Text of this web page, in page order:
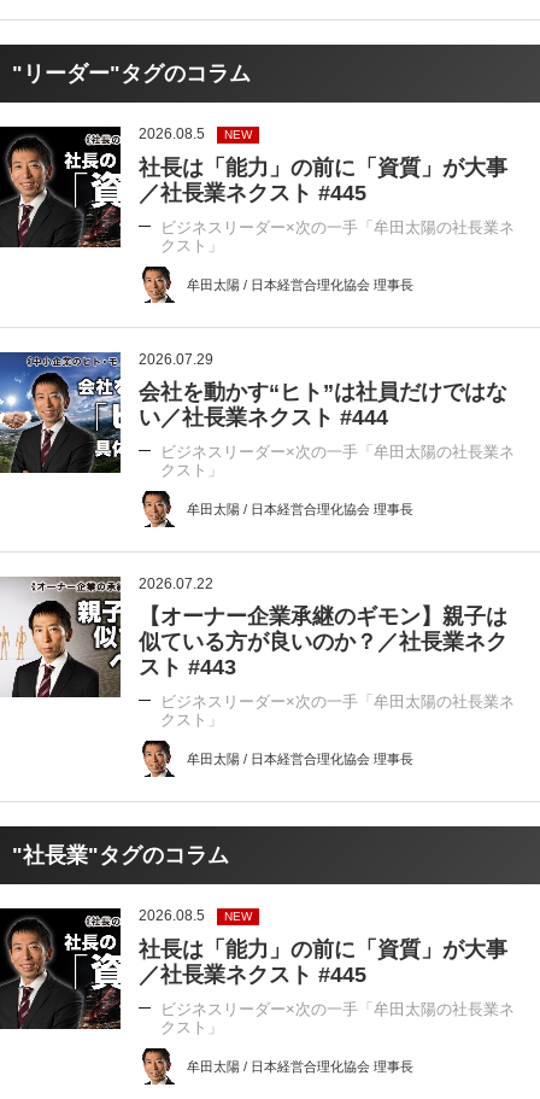
"リーダー"タグのコラム
2026.08.5 NEW
社長は「能力」の前に「資質」が大事
／社長業ネクスト #445
ビジネスリーダー×次の一手「牟田太陽の社長業ネ
クスト」
牟田太陽 / 日本経営合理化協会 理事長
2026.07.29
会社を動かす“ヒト”は社員だけではな
い／社長業ネクスト #444
ビジネスリーダー×次の一手「牟田太陽の社長業ネ
クスト」
牟田太陽 / 日本経営合理化協会 理事長
2026.07.22
【オーナー企業承継のギモン】親子は
似ている方が良いのか？／社長業ネク
スト #443
ビジネスリーダー×次の一手「牟田太陽の社長業ネ
クスト」
牟田太陽 / 日本経営合理化協会 理事長
"社長業"タグのコラム
2026.08.5 NEW
社長は「能力」の前に「資質」が大事
／社長業ネクスト #445
ビジネスリーダー×次の一手「牟田太陽の社長業ネ
クスト」
牟田太陽 / 日本経営合理化協会 理事長